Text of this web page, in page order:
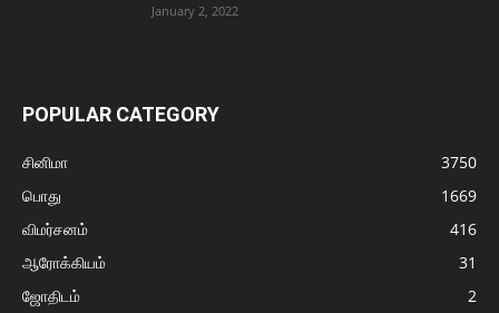
January 2, 2022
POPULAR CATEGORY
சினிமா
3750
பொது
1669
விமர்சனம்
416
ஆரோக்கியம்
31
ஜோதிடம்
2